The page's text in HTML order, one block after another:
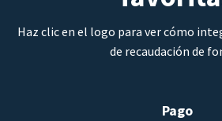
Haz clic en el logo para ver cómo
de recaudación de
Pago